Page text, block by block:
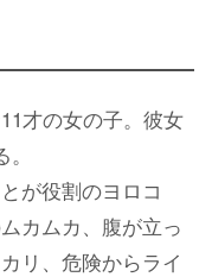
才の女の子。彼女
が役割のヨロコ
カムカ、腹が立っ
リ、危険からライ